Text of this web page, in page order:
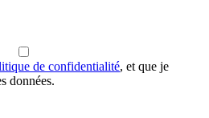
de confidentialité, et que je
données.